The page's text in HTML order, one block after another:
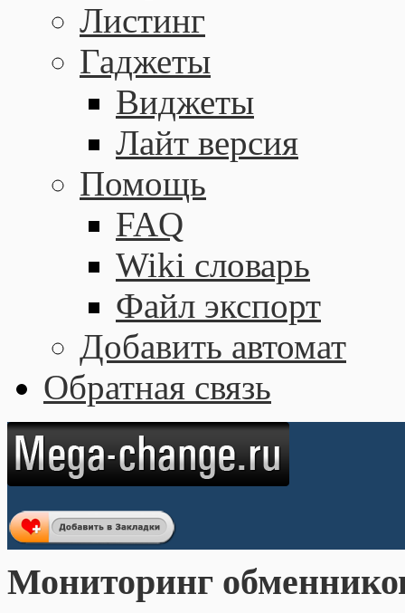
Листинг
Гаджеты
Виджеты
Лайт версия
Помощь
FAQ
Wiki словарь
Файл экспорт
Добавить автомат
Обратная связь
Мониторинг